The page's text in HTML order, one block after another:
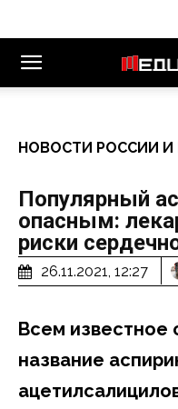
НОВОСТИ РОССИИ И
Популярный
опасным:
риски
26.11.2021, 12:27
Всем
название